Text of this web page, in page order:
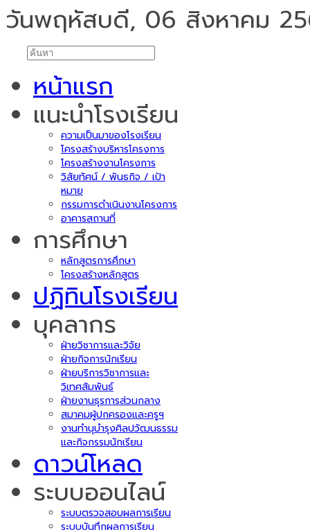
วันพฤหัสบดี, 06 สิงหาคม
หน้าแรก
แนะนำโรงเรียน
ความเป็นมาของโรงเรียน
โครงสร้างบริหารโครงการ
โครงสร้างงานโครงการ
วิสัยทัศน์ / พันธกิจ / เป้า
หมาย
กรรมการดำเนินงานโครงการ
อาคารสถานที่
การศึกษา
หลักสูตรการศึกษา
โครงสร้างหลักสูตร
ปฏิทินโรงเรียน
บุคลากร
ฝ่ายวิชาการและวิจัย
ฝ่ายกิจการนักเรียน
ฝ่ายบริการวิชาการและ
วิเทศสัมพันธ์
ฝ่ายงานธุรการส่วนกลาง
สมาคมผู้ปกครองและครูฯ
งานทำนุบำรุงศิลปวัฒนธรรม
และกิจกรรมนักเรียน
ดาวน์โหลด
ระบบออนไลน์
ระบบตรวจสอบผลการเรียน
ระบบบันทึกผลการเรียน